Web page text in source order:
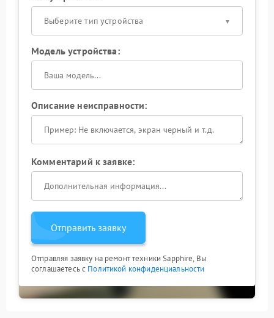
Выберите тип устройства
Модель устройства:
Описание неисправности:
Комментарий к заявке:
Отправить заявку
Отправляя заявку на ремонт техники Sapphire, Вы
соглашаетесь с Политикой конфиденциальности